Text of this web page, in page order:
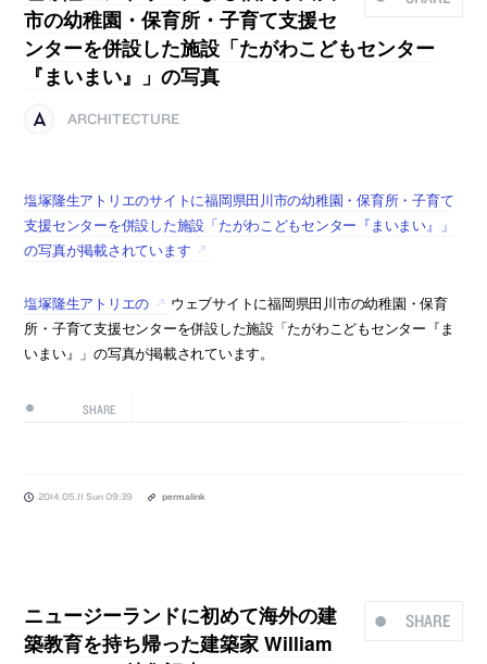
市の幼稚園・保育所・子育て支援セ
ンターを併設した施設「たがわこどもセンター
『まいまい』」の写真
ARCHITECTURE
塩塚隆生アトリエのサイトに福岡県田川市の幼稚園・保育所・子育て
支援センターを併設した施設「たがわこどもセンター『まいまい』」
の写真が掲載されています
塩塚隆生アトリエの
ウェブサイトに福岡県田川市の幼稚園・保育
所・子育て支援センターを併設した施設「たがわこどもセンター『ま
いまい』」の写真が掲載されています。
SHARE
2014.05.11 Sun 09:39 permalink
SHARE
ニュージーランドに初めて海外の建
築教育を持ち帰った建築家 William